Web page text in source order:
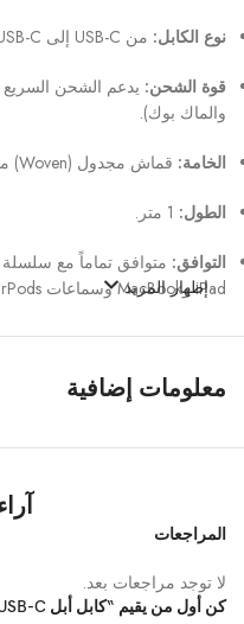
نوع الكابل: من USB-C إلى USB-C (تايب سي للطرفين).
قوة الشحن: يدعم الشحن
والماك بوك).
الخامة: قماش مجدول (Woven) مقاوم للقطع والتشابك لعمر أطول.
الطول:
التوافق: متوافق تماماً مع سلسلة
iPad وMacBook وسماعات AirPods.
🛒اطلبه الآن من “سمارت
إظهار المزيد
معلومات إضافية
المراجعات
لا توجد مراجعات بعد.
كن أول من يقيم “كابل أبل USB-C إلى USB-C”